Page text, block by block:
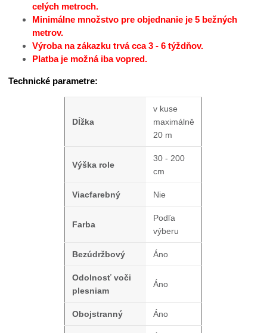
celých metroch.
Minimálne množstvo pre objednanie je 5 bežných
metrov.
Výroba na zákazku trvá cca 3 - 6 týždňov.
Platba je možná iba vopred.
Technické parametre:
Dĺžka
v kuse
maximálně
20 m
Výška role
30 - 200
cm
Viacfarebný Nie
Farba
Podľa
výberu
Bezúdržbový Áno
Odolnosť voči
plesniam
Áno
Obojstranný Áno